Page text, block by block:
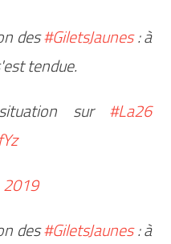
des#GiletsJaunes: à
tendue.
sur #La26
2019
des#GiletsJaunes: à